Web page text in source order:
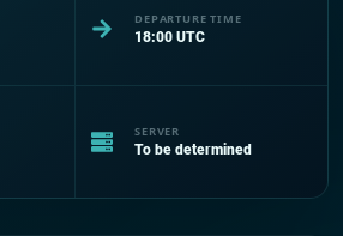
DEPARTURE TIME
18:00 UTC
SERVER
To be determined